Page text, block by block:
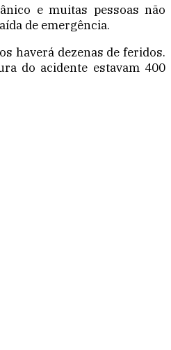
e muitas pessoas não
de emergência.
haverá dezenas de feridos.
do acidente estavam 400